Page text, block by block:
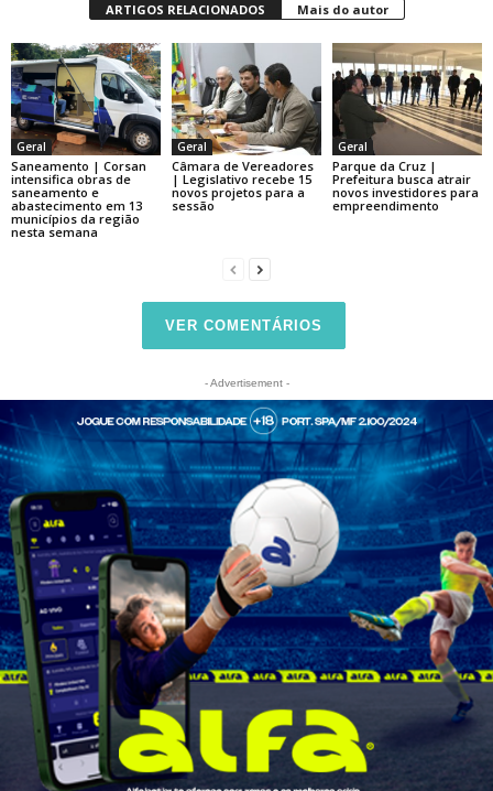
ARTIGOS RELACIONADOS Mais do autor
Geral
Saneamento | Corsan
intensifica obras de
saneamento e
abastecimento em 13
municípios da região
nesta semana
Geral
Câmara de Vereadores
| Legislativo recebe 15
novos projetos para a
sessão
Geral
Parque da Cruz |
Prefeitura busca atrair
novos investidores para
empreendimento
VER COMENTÁRIOS
- Advertisement -